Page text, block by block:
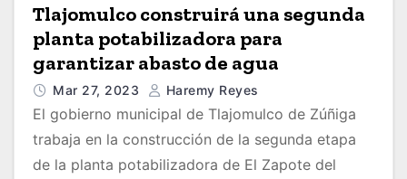
Tlajomulco construirá una segunda
planta potabilizadora para
garantizar abasto de agua
Mar 27, 2023 Haremy Reyes
El gobierno municipal de Tlajomulco de Zúñiga
trabaja en la construcción de la segunda etapa
de la planta potabilizadora de El Zapote del